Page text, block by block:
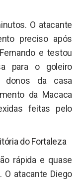
O atacante
preciso após
e testou
para o goleiro
donos da casa
da Macaca
feitas pelo
do Fortaleza
rápida e quase
O atacante Diego